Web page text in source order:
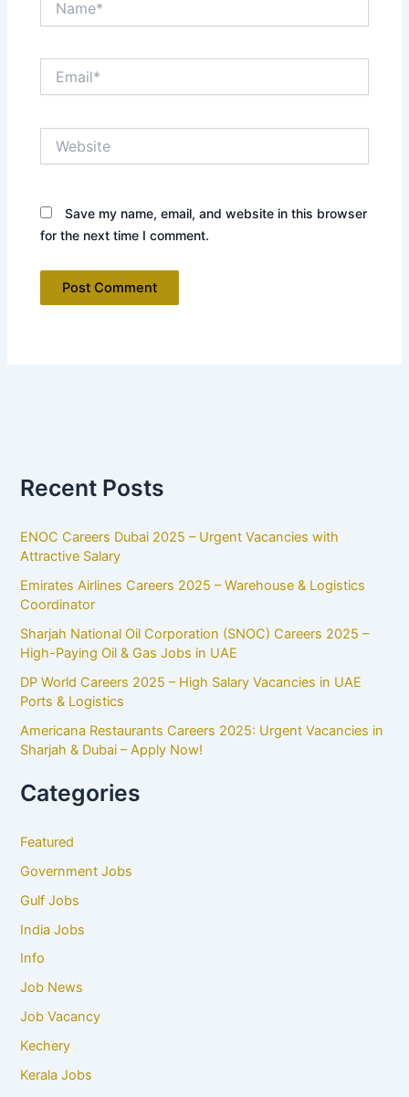
Save my name, email, and website in this browser
for the next time I comment.
Recent Posts
ENOC Careers Dubai 2025 – Urgent Vacancies with
Attractive Salary
Emirates Airlines Careers 2025 – Warehouse & Logistics
Coordinator
Sharjah National Oil Corporation (SNOC) Careers 2025 –
High-Paying Oil & Gas Jobs in UAE
DP World Careers 2025 – High Salary Vacancies in UAE
Ports & Logistics
Americana Restaurants Careers 2025: Urgent Vacancies in
Sharjah & Dubai – Apply Now!
Categories
Featured
Government Jobs
Gulf Jobs
India Jobs
Info
Job News
Job Vacancy
Kechery
Kerala Jobs